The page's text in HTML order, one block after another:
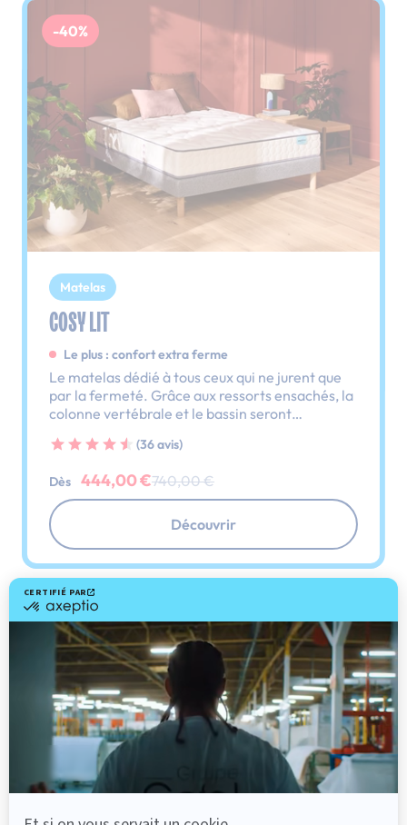
-40%
Matelas
COSY LIT
Le plus : confort extra ferme
Le matelas dédié à tous ceux qui ne jurent que
par la fermeté. Grâce aux ressorts ensachés, la
colonne vertébrale et le bassin seront
(36 avis)
Dès 444,00 €740,00 €
Découvrir
-40%